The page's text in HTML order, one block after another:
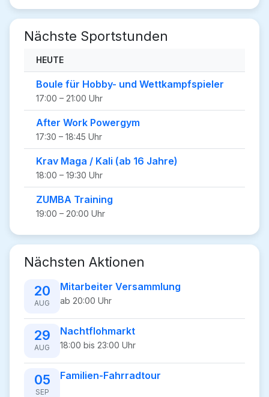
Nächste Sportstunden
HEUTE
Boule für Hobby- und Wettkampfspieler
17:00 – 21:00 Uhr
After Work Powergym
17:30 – 18:45 Uhr
Krav Maga / Kali (ab 16 Jahre)
18:00 – 19:30 Uhr
ZUMBA Training
19:00 – 20:00 Uhr
Nächsten Aktionen
20
AUG
Mitarbeiter Versammlung
ab 20:00 Uhr
29
AUG
Nachtflohmarkt
18:00 bis 23:00 Uhr
05
SEP
Familien-Fahrradtour